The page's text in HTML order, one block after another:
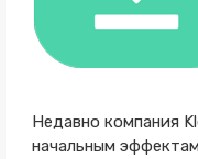
Недавно компания
начальным